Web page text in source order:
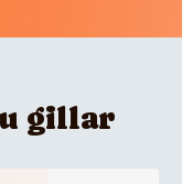
gillar